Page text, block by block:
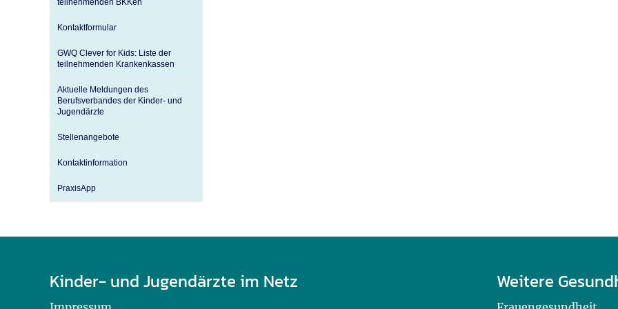
teilnehmenden BKKen
Kontaktformular
GWQ Clever for Kids: Liste der
teilnehmenden Krankenkassen
Aktuelle Meldungen des
Berufsverbandes der Kinder- und
Jugendärzte
Stellenangebote
Kontaktinformation
PraxisApp
Kinder- und Jugendärzte im Netz Weitere